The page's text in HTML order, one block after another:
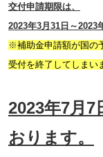
交付申請期限は、
2023年3月31日～2023
※補助金申請額が国の
受付を終了してしまい
2023年7月7
おります。